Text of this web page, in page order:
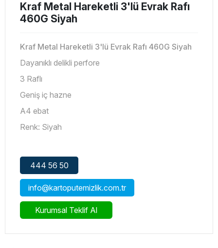
Kraf Metal Hareketli 3'lü Evrak Rafı
460G Siyah
Kraf Metal Hareketli 3'lü Evrak Rafı 460G Siyah
Dayanıklı delikli perfore
3 Raflı
Geniş iç hazne
A4 ebat
Renk: Siyah
444 56 50
info@kartoputemizlik.com.tr
Kurumsal Teklif Al